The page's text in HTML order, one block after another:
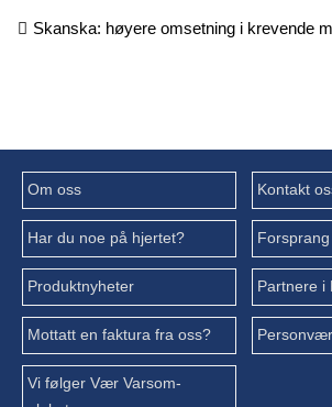
Skanska: høyere omsetning i krevende
Om oss Kontakt
Har du noe på hjertet? Forsprang
Produktnyheter Partnere i
Mottatt en faktura fra oss?
Vi følger Vær Varsom-